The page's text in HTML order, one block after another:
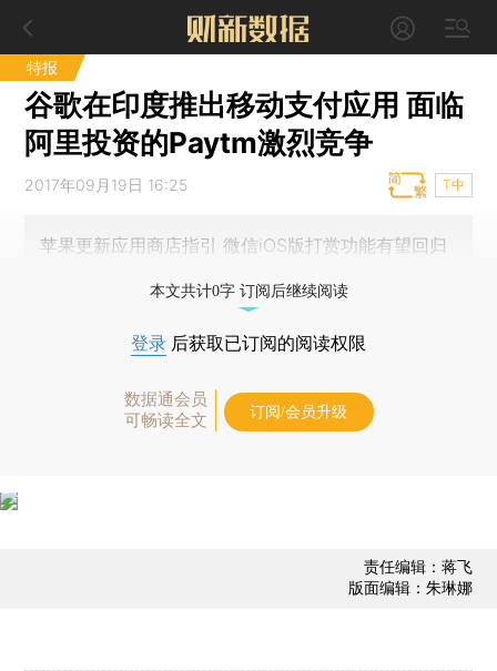
特报
谷歌在印度推出移动支付应用 面临
阿里投资的Paytm激烈竞争
2017年09月19日 16:25 T中
苹果更新应用商店指引 微信iOS版打赏功能有望回归
本文共计0字 订阅后继续阅读
登录 后获取已订阅的阅读权限
数据通会员
可畅读全文
订阅/会员升级
责任编辑：蒋飞
版面编辑：朱琳娜